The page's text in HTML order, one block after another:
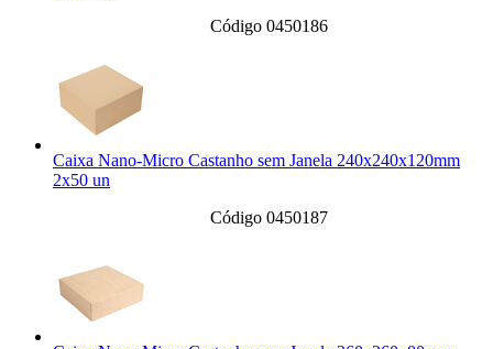
Código 0450186
Caixa Nano-Micro Castanho sem Janela 240x240x120mm
2x50 un
Código 0450187